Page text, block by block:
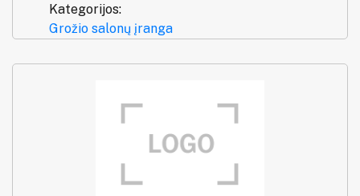
Kategorijos:
Grožio salonų įranga